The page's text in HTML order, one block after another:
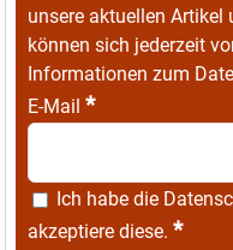
unsere aktuellen
können sich jederzeit
Informationen zum
E-Mail *
Ich habe die
akzeptiere diese. *